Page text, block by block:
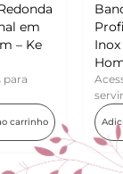
Redonda
em
cm – Ke
para
ao carrinho